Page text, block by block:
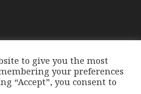
di pubblicare foto o testi,
al fine di accertarne il
e non violare i diritti
to give you the most
your preferences
“Accept”, you consent to